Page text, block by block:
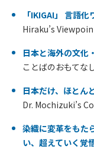
「IKIGAI」 言語
Hiraku’s
日本と海外の文化
ことばのおもてな
日本だけ、ほとん
Dr. Mochizuki’s
染織に変革をもた
い、超えていく覚